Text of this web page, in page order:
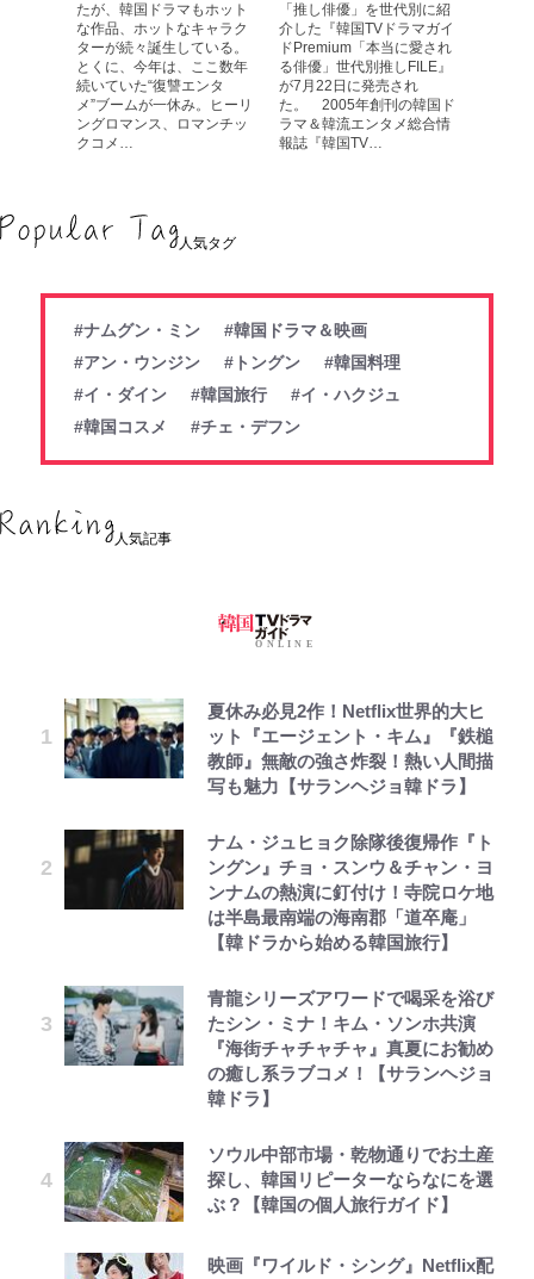
たが、韓国ドラマもホット
な作品、ホットなキャラク
ターが続々誕生している。
とくに、今年は、ここ数年
続いていた“復讐エンタ
メ”ブームが一休み。ヒーリ
ングロマンス、ロマンチッ
クコメ…
「推し俳優」を世代別に紹
介した『韓国TVドラマガイ
ドPremium「本当に愛され
る俳優」世代別推しFILE』
が7月22日に発売され
た。 2005年創刊の韓国ド
ラマ＆韓流エンタメ総合情
報誌『韓国TV…
人気タグ
#ナムグン・ミン
#韓国ドラマ＆映画
#アン・ウンジン
#トングン
#韓国料理
#イ・ダイン
#韓国旅行
#イ・ハクジュ
#韓国コスメ
#チェ・デフン
人気記事
夏休み必見2作！Netflix世界的大ヒ
ット『エージェント・キム』『鉄槌
教師』無敵の強さ炸裂！熱い人間描
写も魅力【サランヘジョ韓ドラ】
ナム・ジュヒョク除隊後復帰作『ト
ングン』チョ・スンウ＆チャン・ヨ
ンナムの熱演に釘付け！寺院ロケ地
は半島最南端の海南郡「道卒庵」
【韓ドラから始める韓国旅行】
青龍シリーズアワードで喝采を浴び
たシン・ミナ！キム・ソンホ共演
『海街チャチャチャ』真夏にお勧め
の癒し系ラブコメ！【サランヘジョ
韓ドラ】
ソウル中部市場・乾物通りでお土産
探し、韓国リピーターならなにを選
ぶ？【韓国の個人旅行ガイド】
映画『ワイルド・シング』Netflix配